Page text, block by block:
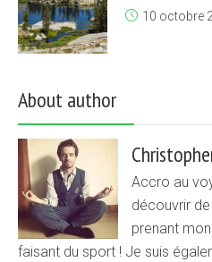
10 octobre
About author
Accro au
découvrir
prenant
faisant du sport ! Je suis